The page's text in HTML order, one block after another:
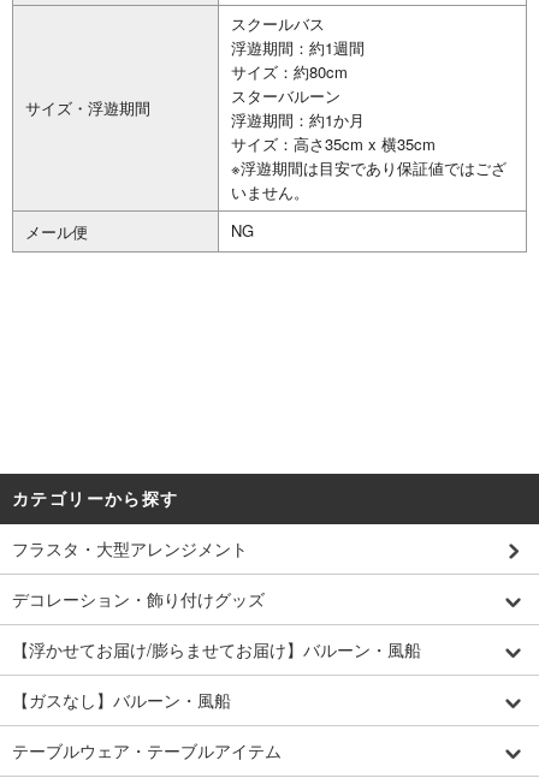
サイズ・浮遊期間
スクールバス
浮遊期間：約1週間
サイズ：約80cm
スターバルーン
浮遊期間：約1か月
サイズ：高さ35cm x 横35cm
※浮遊期間は目安であり保証値ではござ
いません。
メール便
NG
カテゴリーから探す
フラスタ・大型アレンジメント
デコレーション・飾り付けグッズ
【浮かせてお届け/膨らませてお届け】バルーン・風船
【ガスなし】バルーン・風船
テーブルウェア・テーブルアイテム